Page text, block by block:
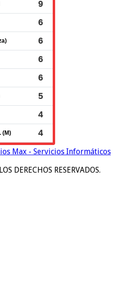
Max - Servicios Informáticos
DERECHOS RESERVADOS.